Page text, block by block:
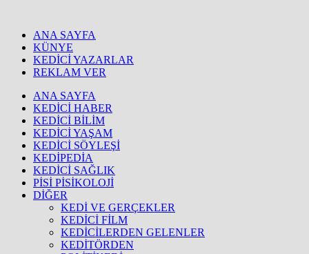
ANA SAYFA
KÜNYE
KEDİCİ YAZARLAR
REKLAM VER
ANA SAYFA
KEDİCİ HABER
KEDİCİ BİLİM
KEDİCİ YAŞAM
KEDİCİ SÖYLEŞİ
KEDİPEDİA
KEDİCİ SAĞLIK
PİSİ PİSİKOLOJİ
DİĞER
KEDİ VE GERÇEKLER
KEDİCİ FİLM
KEDİCİLERDEN GELENLER
KEDİTÖRDEN